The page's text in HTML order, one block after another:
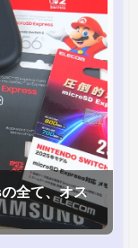
全て、オス